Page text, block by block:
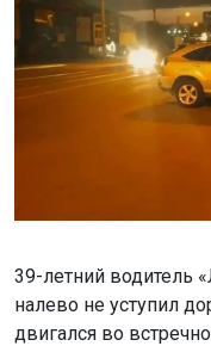
39-летний водитель
налево не уступил
двигался во